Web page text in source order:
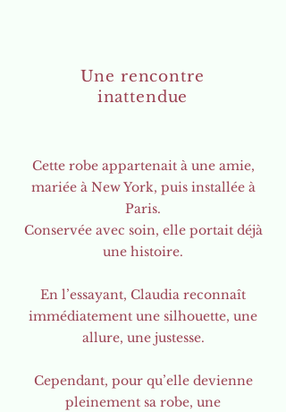
Une rencontre
inattendue
Cette robe appartenait à une amie,
mariée à New York, puis installée à
Paris.
Conservée avec soin, elle portait déjà
une histoire.
En l’essayant, Claudia reconnaît
immédiatement une silhouette, une
allure, une justesse.
Cependant, pour qu’elle devienne
pleinement sa robe, une